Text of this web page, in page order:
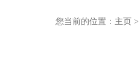
您当前的位置： 主页 >